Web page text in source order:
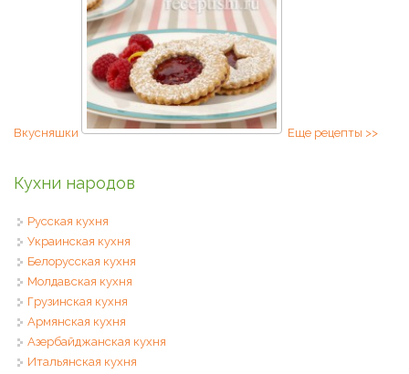
Вкусняшки Еще рецепты >>
Кухни народов
Русская кухня
Украинская кухня
Белорусская кухня
Молдавская кухня
Грузинская кухня
Армянская кухня
Азербайджанская кухня
Итальянская кухня